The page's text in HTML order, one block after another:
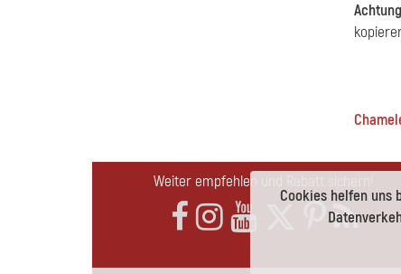
Cookies helfen uns
Weiter empfehlen und Rabatt sichern!